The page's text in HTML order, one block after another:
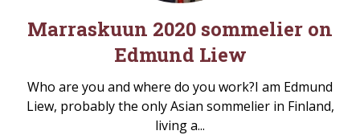
Marraskuun 2020 sommelier on
Edmund Liew
Who are you and where do you work?I am Edmund
Liew, probably the only Asian sommelier in Finland,
living a...